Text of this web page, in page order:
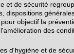
et de sécurité
dispositions
objectif la
des
d'hygiène et de